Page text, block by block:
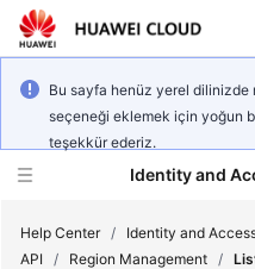
Bu sayfa henüz yerel
seçeneği eklemek için yoğun
teşekkür ederiz.
Identity and
Help Center / Identity and
API / Region Management /